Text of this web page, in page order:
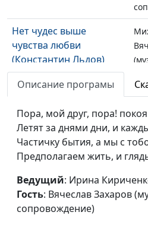
Нет чудес выше
чувства любви
(Константин Льдов)
могу я молиться
(Михаил Лермонтов)
Ночью мне виделся
Кто-то таинственный
(Михаил Лермонтов)
Описание програмы
Пора, мой друг, пора!
Летят за днями дни, и
Частичку бытия, а мы с
Предполагаем жить, и
Ведущий: Ирина
Гость: Вячеслав Захаров
сопровождение)